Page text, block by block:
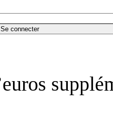
Se connecter